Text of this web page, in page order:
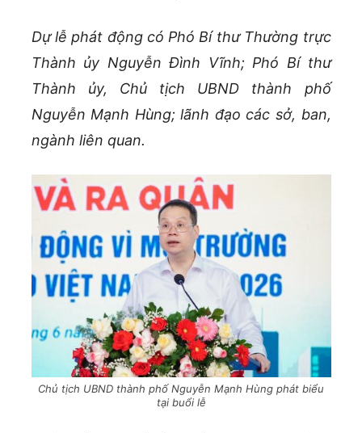
Dự lễ phát động có Phó Bí thư Thường trực
Thành ủy Nguyễn Đình Vĩnh; Phó Bí thư
Thành ủy, Chủ tịch UBND thành phố
Nguyễn Mạnh Hùng; lãnh đạo các sở, ban,
ngành liên quan.
Chủ tịch UBND thành phố Nguyễn Mạnh Hùng phát biểu
tại buổi lễ